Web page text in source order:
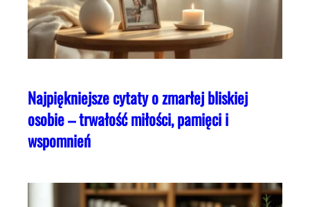
Najpiękniejsze cytaty o zmarłej bliskiej
osobie – trwałość miłości, pamięci i
wspomnień